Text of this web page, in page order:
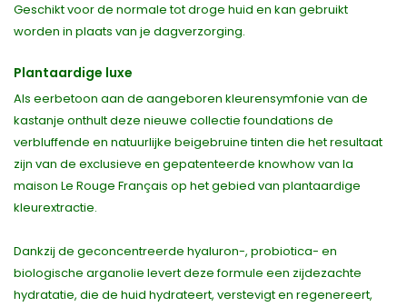
Geschikt voor de normale tot droge huid en kan gebruikt
worden in plaats van je dagverzorging.
Plantaardige luxe
Als eerbetoon aan de aangeboren kleurensymfonie van de
kastanje onthult deze nieuwe collectie foundations de
verbluffende en natuurlijke beigebruine tinten die het resultaat
zijn van de exclusieve en gepatenteerde knowhow van la
maison Le Rouge Français op het gebied van plantaardige
kleurextractie.
Dankzij de geconcentreerde hyaluron-, probiotica- en
biologische arganolie levert deze formule een zijdezachte
hydratatie, die de huid hydrateert, verstevigt en regenereert,